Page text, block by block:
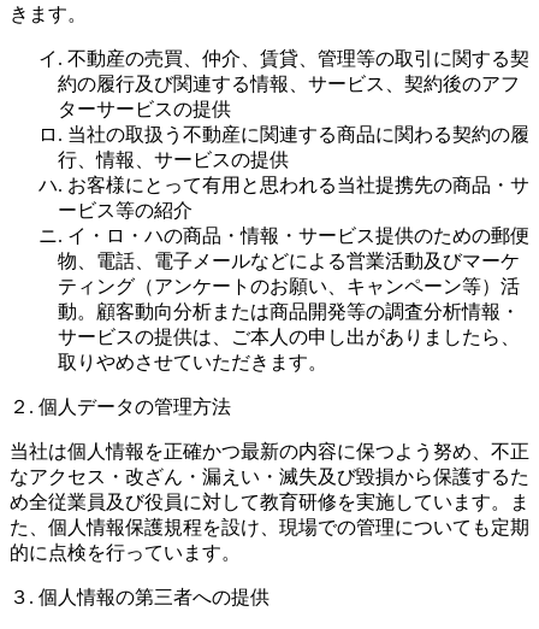
きます。
イ. 不動産の売買、仲介、賃貸、管理等の取引に関する契
約の履行及び関連する情報、サービス、契約後のアフ
ターサービスの提供
ロ. 当社の取扱う不動産に関連する商品に関わる契約の履
行、情報、サービスの提供
ハ. お客様にとって有用と思われる当社提携先の商品・サ
ービス等の紹介
ニ. イ・ロ・ハの商品・情報・サービス提供のための郵便
物、電話、電子メールなどによる営業活動及びマーケ
ティング（アンケートのお願い、キャンペーン等）活
動。顧客動向分析または商品開発等の調査分析情報・
サービスの提供は、ご本人の申し出がありましたら、
取りやめさせていただきます。
２. 個人データの管理方法
当社は個人情報を正確かつ最新の内容に保つよう努め、不正
なアクセス・改ざん・漏えい・滅失及び毀損から保護するた
め全従業員及び役員に対して教育研修を実施しています。ま
た、個人情報保護規程を設け、現場での管理についても定期
的に点検を行っています。
３. 個人情報の第三者への提供